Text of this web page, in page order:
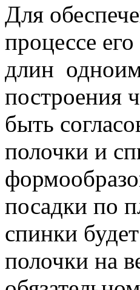
Для
процессе
длин
построения
быть
полочки и
посадки по
спинки
полочки на